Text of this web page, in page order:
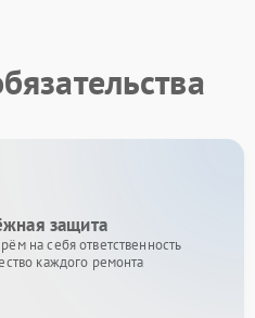
защита
на себя ответственность
каждого ремонта